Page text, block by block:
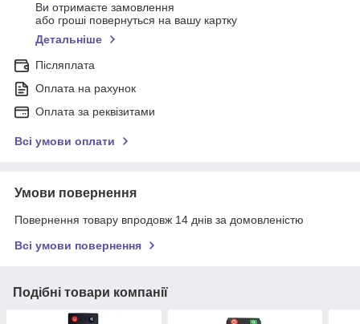
Ви отримаєте замовлення
або гроші повернуться на вашу картку
Детальніше
Післяплата
Оплата на рахунок
Оплата за реквізитами
Всі умови оплати
Умови повернення
Повернення товару впродовж 14 днів за домовленістю
Всі умови повернення
Подібні товари компанії